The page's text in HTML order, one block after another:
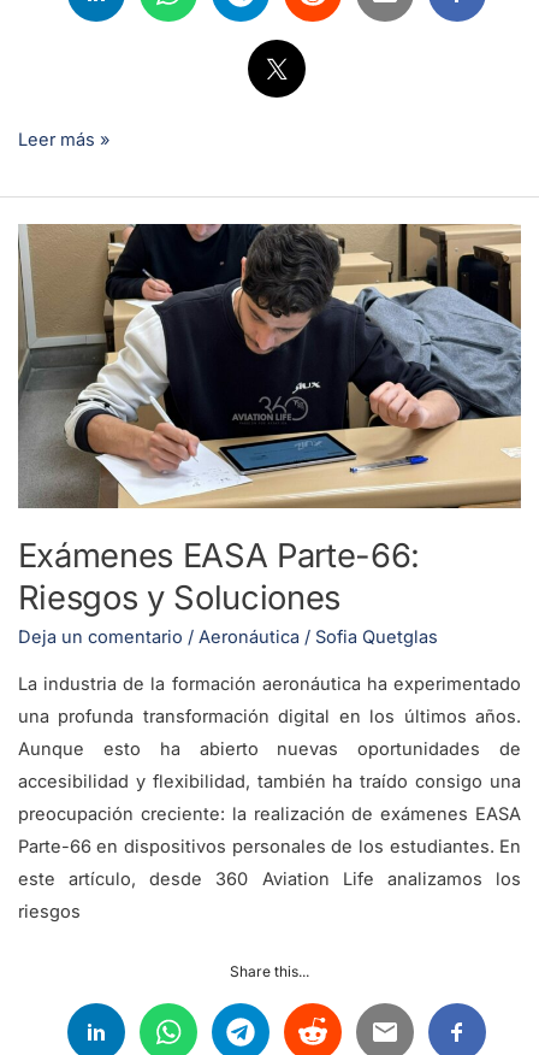
Leer más »
Exámenes EASA Parte-66:
Riesgos y Soluciones
Deja un comentario / Aeronáutica / Sofia Quetglas
La industria de la formación aeronáutica ha experimentado
una profunda transformación digital en los últimos años.
Aunque esto ha abierto nuevas oportunidades de
accesibilidad y flexibilidad, también ha traído consigo una
preocupación creciente: la realización de exámenes EASA
Parte-66 en dispositivos personales de los estudiantes. En
este artículo, desde 360 Aviation Life analizamos los
riesgos
Share this...
Exámenes
EASA
Parte-
66:
Riesgos
y
Soluciones